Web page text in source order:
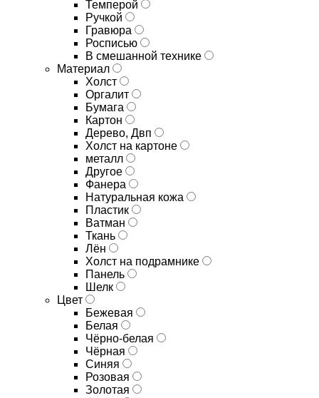
Темперой
Ручкой
Гравюра
Росписью
В смешанной технике
Материал
Холст
Оргалит
Бумага
Картон
Дерево, Двп
Холст на картоне
металл
Другое
Фанера
Натуральная кожа
Пластик
Ватман
Ткань
Лён
Холст на подрамнике
Панель
Шелк
Цвет
Бежевая
Белая
Чёрно-белая
Чёрная
Синяя
Розовая
Золотая